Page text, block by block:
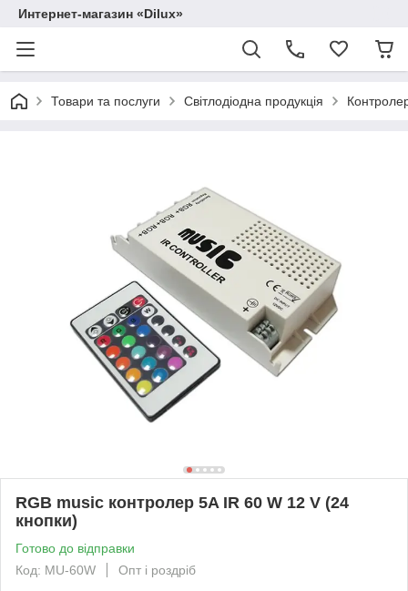
Интернет-магазин «Dilux»
Товари та послуги Світлодіодна продукція
RGB music контролер 5A IR 60 W 12 V (24
кнопки)
Готово до відправки
Код: MU-60W
Опт і роздріб